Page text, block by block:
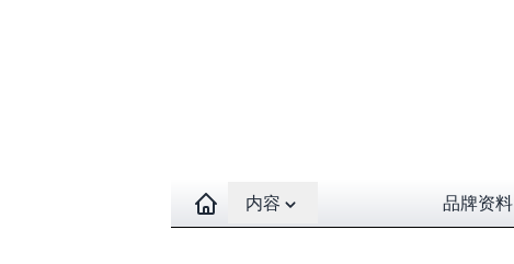
Open contents menu
内容 品牌资料